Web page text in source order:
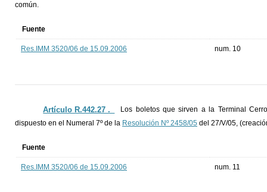
común.
Fuente
Res.IMM 3520/06 de 15.09.2006 num. 10
Artículo R.442.27 ._
Los boletos que sirven a la Terminal
dispuesto en el Numeral 7º de la Resolución Nº 2458/05 del 27/V/05,
Fuente
Res.IMM 3520/06 de 15.09.2006 num. 11